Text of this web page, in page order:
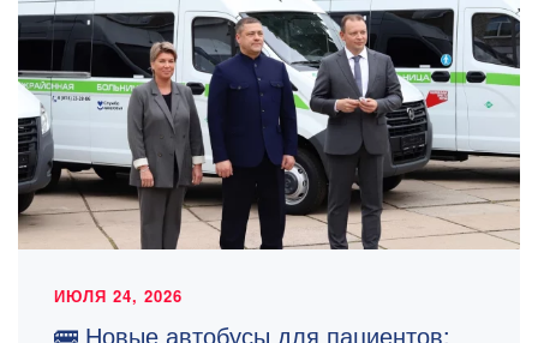
ИЮЛЯ 24, 2026
🚌 Новые автобусы для пациентов: